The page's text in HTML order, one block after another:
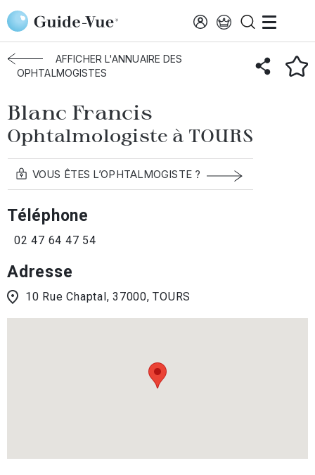
Aller au contenu principal
Accueil Annuaire des ophtalmologistes Tours Blanc Francis
AFFICHER L'ANNUAIRE DES
OPHTALMOGISTES
Blanc Francis
Ophtalmologiste à TOURS
VOUS ÊTES L’OPHTALMOGISTE ?
Téléphone
02 47 64 47 54
Adresse
10 Rue Chaptal, 37000, TOURS